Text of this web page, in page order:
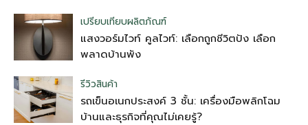
เปรียบเทียบผลิตภัณฑ์
แสงวอร์มไวท์ คูลไวท์: เลือกถูกชีวิตปัง เลือก
พลาดบ้านพัง
รีวิวสินค้า
รถเข็นอเนกประสงค์ 3 ชั้น: เครื่องมือพลิกโฉม
บ้านและธุรกิจที่คุณไม่เคยรู้?